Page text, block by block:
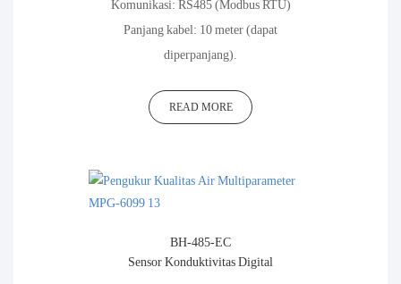
Komunikasi: RS485 (Modbus RTU)
Panjang kabel: 10 meter (dapat
diperpanjang).
READ MORE
BH-485-EC
Sensor Konduktivitas Digital